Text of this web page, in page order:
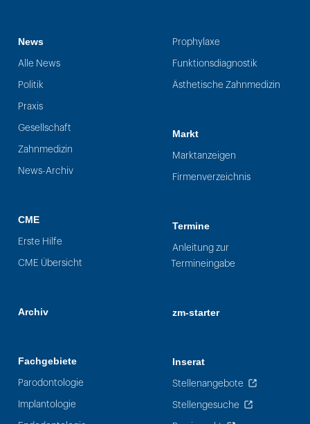
News
Alle News
Politik
Praxis
Gesellschaft
Zahnmedizin
News-Archiv
CME
Erste Hilfe
CME Übersicht
Archiv
Fachgebiete
Parodontologie
Implantologie
Prophylaxe
Funktionsdiagnostik
Ästhetische Zahnmedizin
Markt
Marktanzeigen
Firmenverzeichnis
Termine
Anleitung zur
Termineingabe
zm-starter
Inserat
Stellenangebote
Stellengesuche